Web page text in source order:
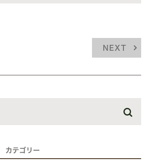
NEXT
カテゴリー